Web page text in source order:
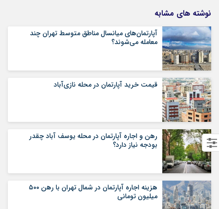
نوشته های مشابه
آپارتمان‌های میانسال‌ مناطق متوسط تهران چند
معامله می‌شوند؟
قیمت خرید آپارتمان در محله نازی‌آباد
رهن و اجاره آپارتمان در محله یوسف آباد چقدر
بودجه نیاز دارد؟
هزینه اجاره آپارتمان در شمال تهران با رهن ۵۰۰
میلیون تومانی